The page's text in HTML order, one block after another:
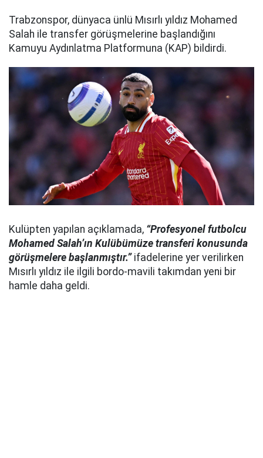
Trabzonspor, dünyaca ünlü Mısırlı yıldız Mohamed
Salah ile transfer görüşmelerine başlandığını
Kamuyu Aydınlatma Platformuna (KAP) bildirdi.
Kulüpten yapılan açıklamada, “Profesyonel futbolcu
Mohamed Salah’ın Kulübümüze transferi konusunda
görüşmelere başlanmıştır.”ifadelerine yer verilirken
Mısırlı yıldız ile ilgili bordo-mavili takımdan yeni bir
hamle daha geldi.